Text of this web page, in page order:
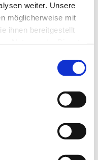
weiter. Unsere
möglicherweise mit
ihnen bereitgestellt